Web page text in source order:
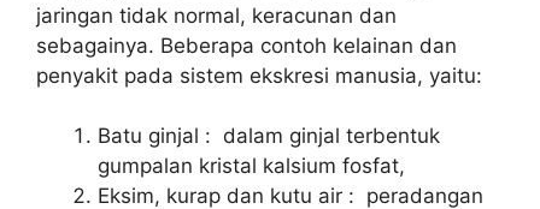
jaringan tidak normal, keracunan dan
sebagainya. Beberapa contoh kelainan dan
penyakit pada sistem ekskresi manusia, yaitu:
Batu ginjal : dalam ginjal terbentuk
gumpalan kristal kalsium fosfat,
Eksim, kurap dan kutu air : peradangan